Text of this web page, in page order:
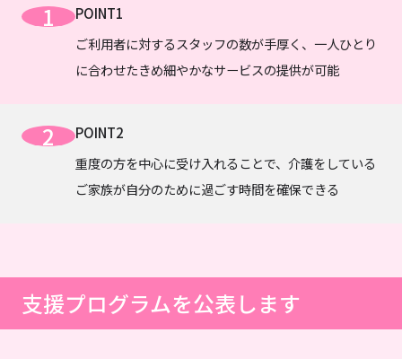
1
POINT1
ご利用者に対するスタッフの数が手厚く、一人ひとり
に合わせたきめ細やかなサービスの提供が可能
2
POINT2
重度の方を中心に受け入れることで、介護をしている
ご家族が自分のために過ごす時間を確保できる
支援プログラムを公表します